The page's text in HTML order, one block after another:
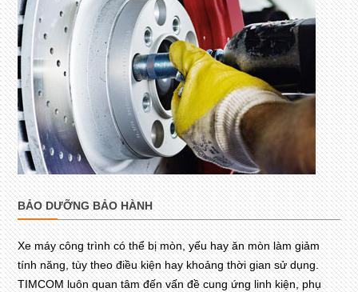
BẢO DƯỠNG BẢO HÀNH
Xe máy công trình có thể bị mòn, yếu hay ăn mòn làm giảm
tính năng, tùy theo điều kiện hay khoảng thời gian sử dụng.
TIMCOM luôn quan tâm đến vấn đề cung ứng linh kiện, phụ